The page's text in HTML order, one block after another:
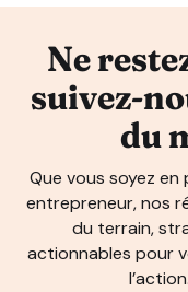
Ne
suivez-
du
Que vous soyez
entrepreneur, nos
du terrain,
actionnables pour